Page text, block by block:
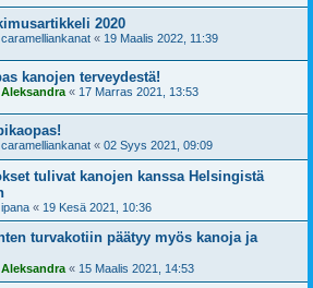
2020
caramelliankanat « 19 Maalis 2022, 11:39
kanojen terveydestä!
Aleksandra « 17 Marras 2021, 13:53
caramelliankanat « 02 Syys 2021, 09:09
tulivat kanojen kanssa Helsingistä
ipana « 19 Kesä 2021, 10:36
turvakotiin päätyy myös kanoja ja
Aleksandra « 15 Maalis 2021, 14:53